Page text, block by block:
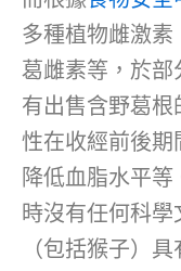
多種植物雌激素
葛雌素等，於部
有出售含野葛
性在收經前後期
降低血脂水平
時沒有任何科
（包括猴子）